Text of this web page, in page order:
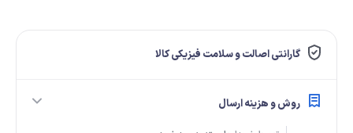
گارانتی اصالت و سلامت فیزیکی کالا
روش و هزینه ارسال